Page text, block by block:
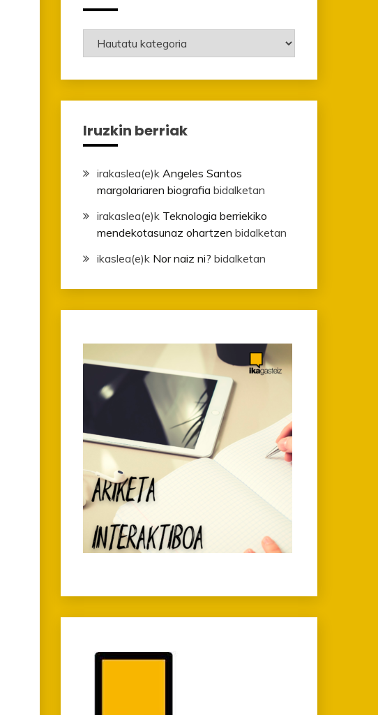
Mailak
Iruzkin berriak
irakaslea(e)k Angeles Santos
margolariaren biografia bidalketan
irakaslea(e)k Teknologia berriekiko
mendekotasunaz ohartzen bidalketan
ikaslea(e)k Nor naiz ni? bidalketan